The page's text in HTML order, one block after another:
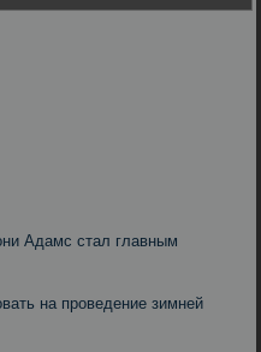
Адамс стал главным
на проведение зимней